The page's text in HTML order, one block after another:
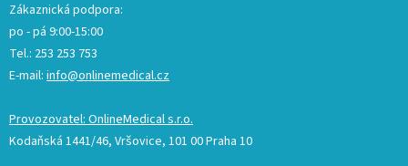
Zákaznická podpora:
po - pá 9:00-15:00
Tel.: 253 253 753
E-mail: info@onlinemedical.cz
Provozovatel: OnlineMedical s.r.o.
Kodaňská 1441/46, Vršovice, 101 00 Praha 10